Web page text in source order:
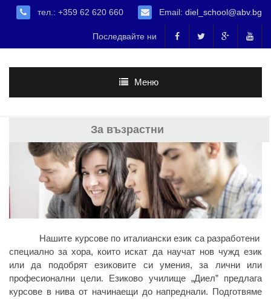
тел.: +359 62 620 660 Email: diel_school@abv.bg
Последвайте ни
Меню
За възрастни
Нашите курсове по италиански език са разработени
специално за хора, които искат да научат нов чужд език
или да подобрят езиковите си умения, за лични или
професионални цели. Езиково училище „Диел” предлага
курсове в нива от начинаещи до напреднали. Подготвяме